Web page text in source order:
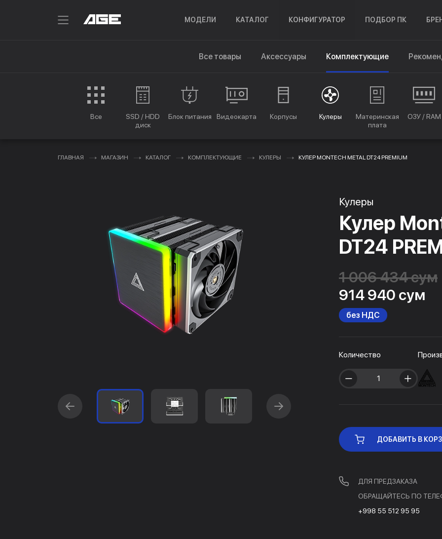
МОДЕЛИ КАТАЛОГ КОНФИГУРАТОР ПОДБОР ПК
Все товары Аксессуары Комплектующие
Все
SSD / HDD
диск
Блок питания Видеокарта Корпусы Кулеры
Материнская
плата
ОЗУ / RAM
ГЛАВНАЯ МАГАЗИН КАТАЛОГ КОМПЛЕКТУЮЩИЕ КУЛЕРЫ КУЛЕР MONTECH METAL DT24 PREMIUM
Кулеры
Кулер
DT24
1 006 434 сум
914 940 сум
без НДС
Количество
ДОБАВИТЬ В
ДЛЯ ПРЕДЗАКАЗА
ОБРАЩАЙТЕСЬ ПО
+998 55 512 95 95